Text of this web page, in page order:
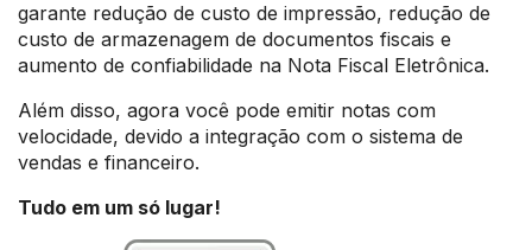
garante redução de custo de impressão, redução de
custo de armazenagem de documentos fiscais e
aumento de confiabilidade na Nota Fiscal Eletrônica.
Além disso, agora você pode emitir notas com
velocidade, devido a integração com o sistema de
vendas e financeiro.
Tudo em um só lugar!